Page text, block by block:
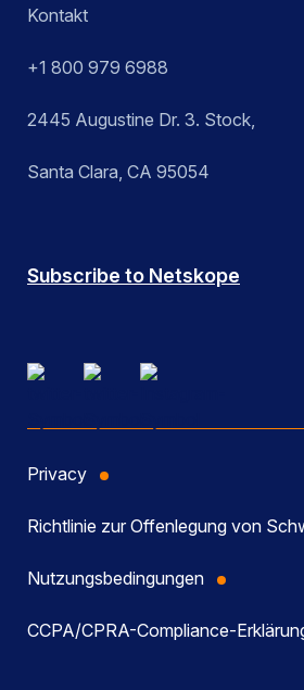
Kontakt
+1 800 979 6988
2445 Augustine Dr. 3. Stock,
Santa Clara, CA 95054
Subscribe to Netskope
Privacy
Richtlinie zur Offenlegung von
Nutzungsbedingungen
CCPA/CPRA-Compliance-